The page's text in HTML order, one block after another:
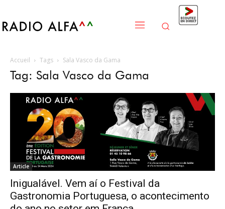
Accueil Tags Sala Vasco da Gama
Tag: Sala Vasco da Gama
Article
Inigualável. Vem aí o Festival da
Gastronomia Portuguesa, o acontecimento